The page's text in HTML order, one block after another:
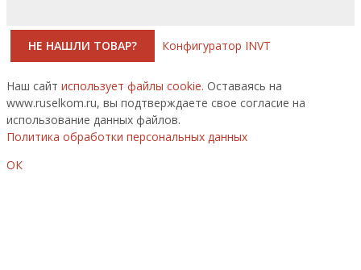
НЕ НАШЛИ ТОВАР? Конфигуратор INVT
Наш сайт использует файлы cookie. Оставаясь на
www.ruselkom.ru, вы подтверждаете свое согласие на
использование данных файлов.
Политика обработки персональных данных
ОК